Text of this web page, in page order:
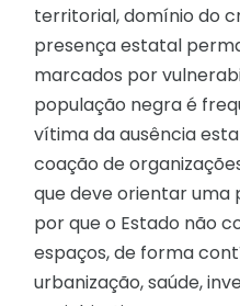
territorial, domínio do
presença estatal
marcados por
população negra é
vítima da ausência
coação de
que deve orientar uma
por que o Estado não
espaços, de forma
urbanização, saúde,